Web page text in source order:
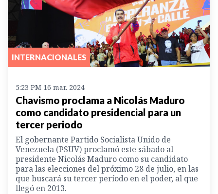
INTERNACIONALES
5:23 PM 16 mar. 2024
Chavismo proclama a Nicolás Maduro
como candidato presidencial para un
tercer periodo
El gobernante Partido Socialista Unido de
Venezuela (PSUV) proclamó este sábado al
presidente Nicolás Maduro como su candidato
para las elecciones del próximo 28 de julio, en las
que buscará su tercer período en el poder, al que
llegó en 2013.